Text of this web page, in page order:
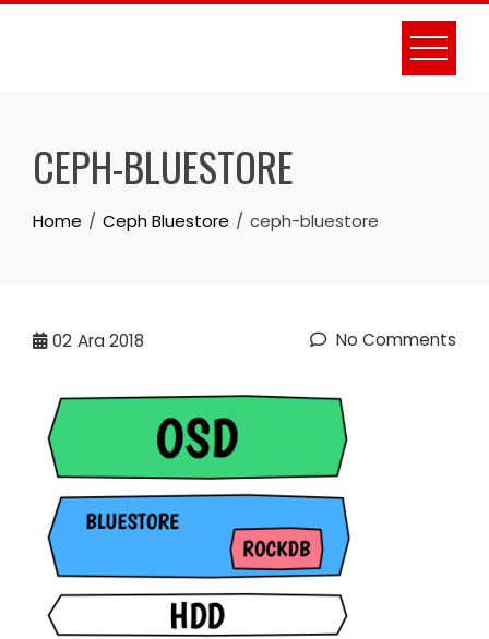
Skip
CEPH-BLUESTORE
Home Ceph Bluestore ceph-bluestore
02 Ara 2018 No Comments